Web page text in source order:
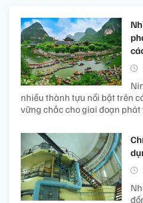
nhiều thành tựu nổi bật trên
vững chắc cho giai đoạn phát